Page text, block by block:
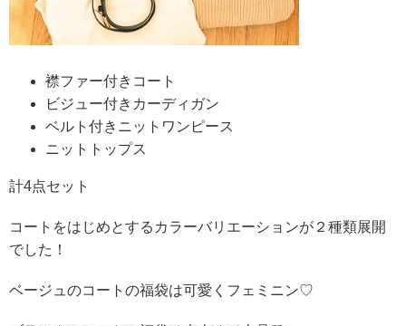
襟ファー付きコート
ビジュー付きカーディガン
ベルト付きニットワンピース
ニットトップス
計4点セット
コートをはじめとするカラーバリエーションが２種類展開
でした！
ベージュのコートの福袋は可愛くフェミニン♡